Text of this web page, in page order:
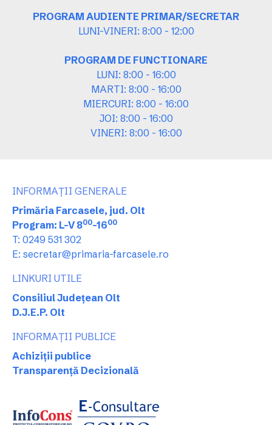
PROGRAM AUDIENTE PRIMAR/SECRETAR
LUNI-VINERI: 8:00 - 12:00
PROGRAM DE FUNCTIONARE
LUNI: 8:00 - 16:00
MARTI: 8:00 - 16:00
MIERCURI: 8:00 - 16:00
JOI: 8:00 - 16:00
VINERI: 8:00 - 16:00
INFORMAȚII GENERALE
Primăria Farcasele, jud. Olt
Program: L-V 800-1600
T: 0249 531 302
E: secretar@primaria-farcasele.ro
LINKURI UTILE
Consiliul Județean Olt
D.J.E.P. Olt
INFORMAȚII PUBLICE
Achiziții publice
Transparență Decizională